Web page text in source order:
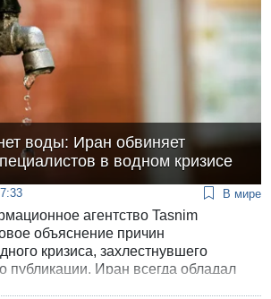
воды: Иран обвиняет
в водном кризисе
В мире
агентство Tasnim
объяснение причин
кризиса, захлестнувшего
публикации, Иран всегда обладал